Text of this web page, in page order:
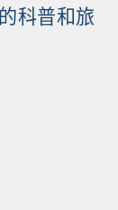
科普和旅